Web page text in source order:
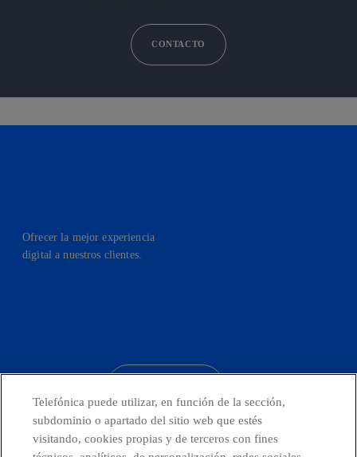
CONTACTO
Ofrecer la mejor experiencia
digital a nuestros clientes.
Telefónica puede utilizar, en función de la sección,
subdominio o apartado del sitio web que estés
visitando, cookies propias y de terceros con fines